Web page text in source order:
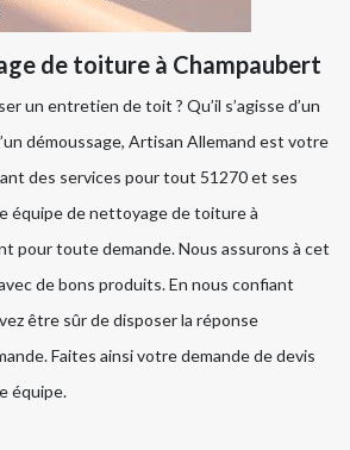
de toiture à Champaubert
un entretien de toit ? Qu’il s’agisse d’un
démoussage, Artisan Allemand est votre
des services pour tout 51270 et ses
équipe de nettoyage de toiture à
pour toute demande. Nous assurons à cet
de bons produits. En nous confiant
être sûr de disposer la réponse
Faites ainsi votre demande de devis
équipe.